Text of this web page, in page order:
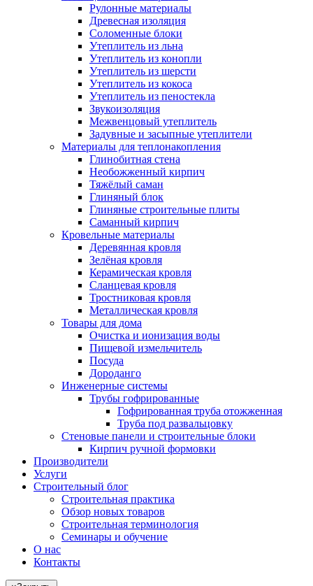
Рулонные материалы
Древесная изоляция
Соломенные блоки
Утеплитель из льна
Утеплитель из конопли
Утеплитель из шерсти
Утеплитель из кокоса
Утеплитель из пеностекла
Звукоизоляция
Межвенцовый утеплитель
Задувные и засыпные утеплители
Материалы для теплонакопления
Глинобитная стена
Необожженный кирпич
Тяжёлый саман
Глиняный блок
Глиняные строительные плиты
Саманный кирпич
Кровельные материалы
Деревянная кровля
Зелёная кровля
Керамическая кровля
Сланцевая кровля
Тростниковая кровля
Металлическая кровля
Товары для дома
Очистка и ионизация воды
Пищевой измельчитель
Посуда
Дороданго
Инженерные системы
Трубы гофрированные
Гофрированная труба отожженная
Труба под развальцовку
Стеновые панели и строительные блоки
Кирпич ручной формовки
Производители
Услуги
Строительный блог
Строительная практика
Обзор новых товаров
Строительная терминология
Семинары и обучение
О нас
Контакты